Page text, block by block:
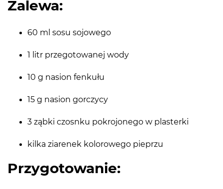
Zalewa:
60 ml sosu sojowego
1 litr przegotowanej wody
10 g nasion fenkułu
15 g nasion gorczycy
3 ząbki czosnku pokrojonego w plasterki
kilka ziarenek kolorowego pieprzu
Przygotowanie: